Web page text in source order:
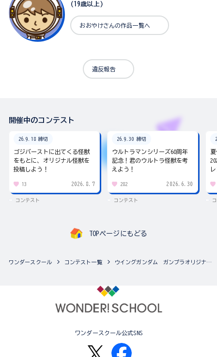
(19歳以上)
おおやけさんの作品一覧へ
違反報告
開催中のコンテスト
26.9.18 締切
ゴジバーストに出てくる怪獣
をもとに、オリジナル怪獣を
投稿しよう！
13 2026.8.7
コンテスト
26.9.30 締切
ウルトラマンシリーズ60周年
記念！君のウルトラ怪獣を考
えよう！
282 2026.6.30
コンテスト
TOPページにもどる
ワンダースクール コンテスト一覧 ウイングガンダム ガンプラオリジナルカラーコンテスト
ワンダースクール公式SNS